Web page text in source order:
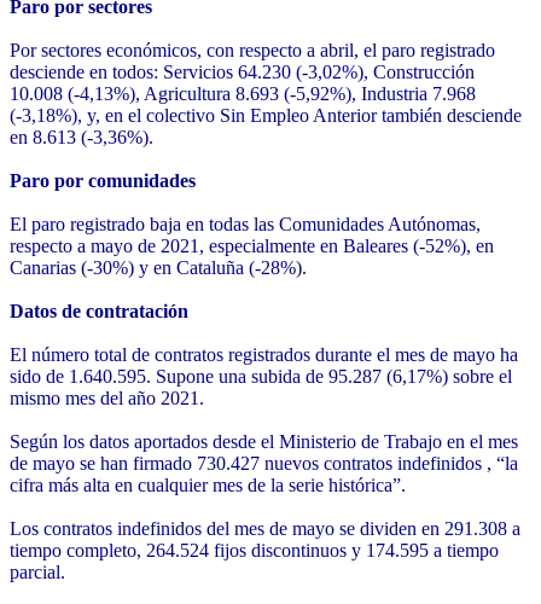
Paro por sectores
Por sectores económicos, con respecto a abril, el paro registrado
desciende en todos: Servicios 64.230 (-3,02%), Construcción
10.008 (-4,13%), Agricultura 8.693 (-5,92%), Industria 7.968
(-3,18%), y, en el colectivo Sin Empleo Anterior también desciende
en 8.613 (-3,36%).
Paro por comunidades
El paro registrado baja en todas las Comunidades Autónomas,
respecto a mayo de 2021, especialmente en Baleares (-52%), en
Canarias (-30%) y en Cataluña (-28%).
Datos de contratación
El número total de contratos registrados durante el mes de mayo ha
sido de 1.640.595. Supone una subida de 95.287 (6,17%) sobre el
mismo mes del año 2021.
Según los datos aportados desde el Ministerio de Trabajo en el mes
de mayo se han firmado 730.427 nuevos contratos indefinidos , “la
cifra más alta en cualquier mes de la serie histórica”.
Los contratos indefinidos del mes de mayo se dividen en 291.308 a
tiempo completo, 264.524 fijos discontinuos y 174.595 a tiempo
parcial.